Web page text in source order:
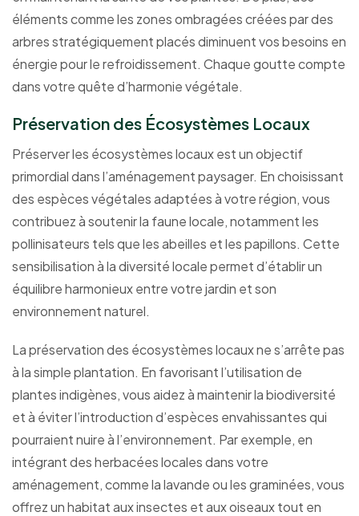
éléments comme les zones ombragées créées par des
arbres stratégiquement placés diminuent vos besoins en
énergie pour le refroidissement. Chaque goutte compte
dans votre quête d’harmonie végétale.
Préservation des Écosystèmes Locaux
Préserver les écosystèmes locaux est un objectif
primordial dans l’aménagement paysager. En choisissant
des espèces végétales adaptées à votre région, vous
contribuez à soutenir la faune locale, notamment les
pollinisateurs tels que les abeilles et les papillons. Cette
sensibilisation à la diversité locale permet d’établir un
équilibre harmonieux entre votre jardin et son
environnement naturel.
La préservation des écosystèmes locaux ne s’arrête pas
à la simple plantation. En favorisant l’utilisation de
plantes indigènes, vous aidez à maintenir la biodiversité
et à éviter l’introduction d’espèces envahissantes qui
pourraient nuire à l’environnement. Par exemple, en
intégrant des herbacées locales dans votre
aménagement, comme la lavande ou les graminées, vous
offrez un habitat aux insectes et aux oiseaux tout en